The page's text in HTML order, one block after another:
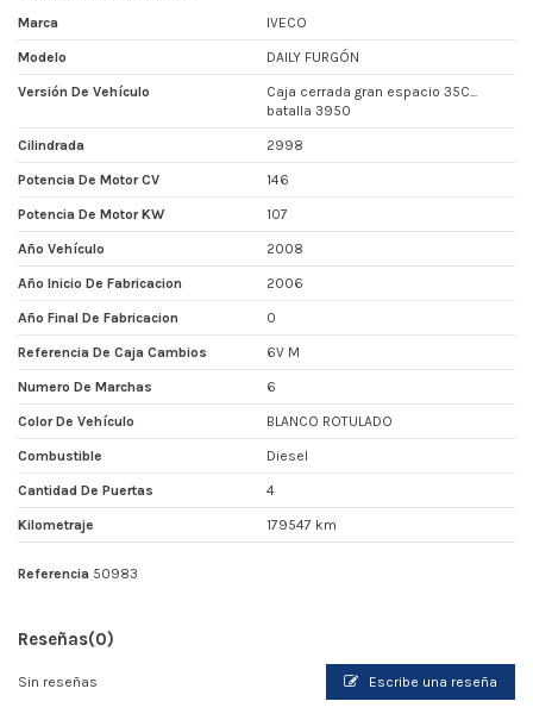
Marca IVECO
Modelo DAILY FURGÓN
Versión De Vehículo
Caja cerrada gran espacio 35C...
batalla 3950
Cilindrada 2998
Potencia De Motor CV 146
Potencia De Motor KW 107
Año Vehículo 2008
Año Inicio De Fabricacion 2006
Año Final De Fabricacion 0
Referencia De Caja Cambios 6V M
Numero De Marchas 6
Color De Vehículo BLANCO ROTULADO
Combustible Diesel
Cantidad De Puertas 4
Kilometraje 179547 km
Referencia 50983
Reseñas(0)
Sin reseñas Escribe una reseña